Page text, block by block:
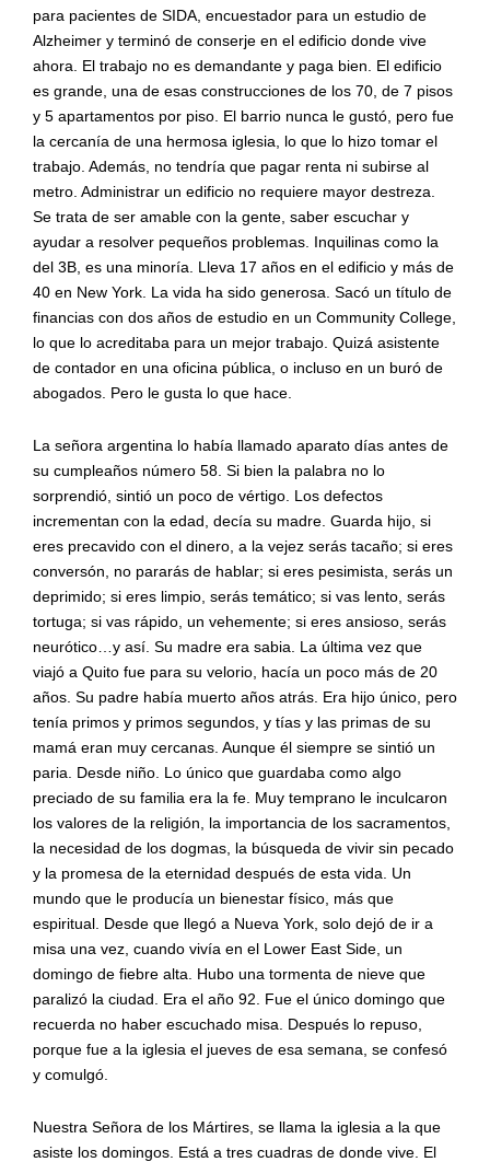
para pacientes de SIDA, encuestador para un estudio de
Alzheimer y terminó de conserje en el edificio donde vive
ahora. El trabajo no es demandante y paga bien. El edificio
es grande, una de esas construcciones de los 70, de 7 pisos
y 5 apartamentos por piso. El barrio nunca le gustó, pero fue
la cercanía de una hermosa iglesia, lo que lo hizo tomar el
trabajo. Además, no tendría que pagar renta ni subirse al
metro. Administrar un edificio no requiere mayor destreza.
Se trata de ser amable con la gente, saber escuchar y
ayudar a resolver pequeños problemas. Inquilinas como la
del 3B, es una minoría. Lleva 17 años en el edificio y más de
40 en New York. La vida ha sido generosa. Sacó un título de
financias con dos años de estudio en un Community College,
lo que lo acreditaba para un mejor trabajo. Quizá asistente
de contador en una oficina pública, o incluso en un buró de
abogados. Pero le gusta lo que hace.
La señora argentina lo había llamado aparato días antes de
su cumpleaños número 58. Si bien la palabra no lo
sorprendió, sintió un poco de vértigo. Los defectos
incrementan con la edad, decía su madre. Guarda hijo, si
eres precavido con el dinero, a la vejez serás tacaño; si eres
conversón, no pararás de hablar; si eres pesimista, serás un
deprimido; si eres limpio, serás temático; si vas lento, serás
tortuga; si vas rápido, un vehemente; si eres ansioso, serás
neurótico…y así. Su madre era sabia. La última vez que
viajó a Quito fue para su velorio, hacía un poco más de 20
años. Su padre había muerto años atrás. Era hijo único, pero
tenía primos y primos segundos, y tías y las primas de su
mamá eran muy cercanas. Aunque él siempre se sintió un
paria. Desde niño. Lo único que guardaba como algo
preciado de su familia era la fe. Muy temprano le inculcaron
los valores de la religión, la importancia de los sacramentos,
la necesidad de los dogmas, la búsqueda de vivir sin pecado
y la promesa de la eternidad después de esta vida. Un
mundo que le producía un bienestar físico, más que
espiritual. Desde que llegó a Nueva York, solo dejó de ir a
misa una vez, cuando vivía en el Lower East Side, un
domingo de fiebre alta. Hubo una tormenta de nieve que
paralizó la ciudad. Era el año 92. Fue el único domingo que
recuerda no haber escuchado misa. Después lo repuso,
porque fue a la iglesia el jueves de esa semana, se confesó
y comulgó.
Nuestra Señora de los Mártires, se llama la iglesia a la que
asiste los domingos. Está a tres cuadras de donde vive. El